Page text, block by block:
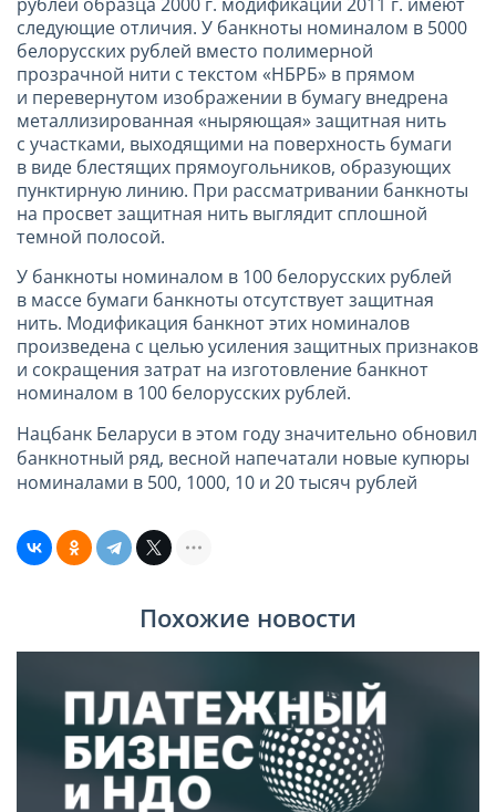
следующие отличия. У банкноты номиналом в 5000
белорусских рублей вместо полимерной
прозрачной нити с текстом «НБРБ» в прямом
и перевернутом изображении в бумагу внедрена
металлизированная «ныряющая» защитная нить
с участками, выходящими на поверхность бумаги
в виде блестящих прямоугольников, образующих
пунктирную линию. При рассматривании банкноты
на просвет защитная нить выглядит сплошной
темной полосой.
У банкноты номиналом в 100 белорусских рублей
в массе бумаги банкноты отсутствует защитная
нить. Модификация банкнот этих номиналов
произведена с целью усиления защитных признаков
и сокращения затрат на изготовление банкнот
номиналом в 100 белорусских рублей.
Нацбанк Беларуси в этом году значительно обновил
банкнотный ряд, весной напечатали новые купюры
номиналами в 500, 1000, 10 и 20 тысяч рублей
Похожие новости